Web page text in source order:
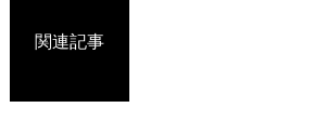
関連記事